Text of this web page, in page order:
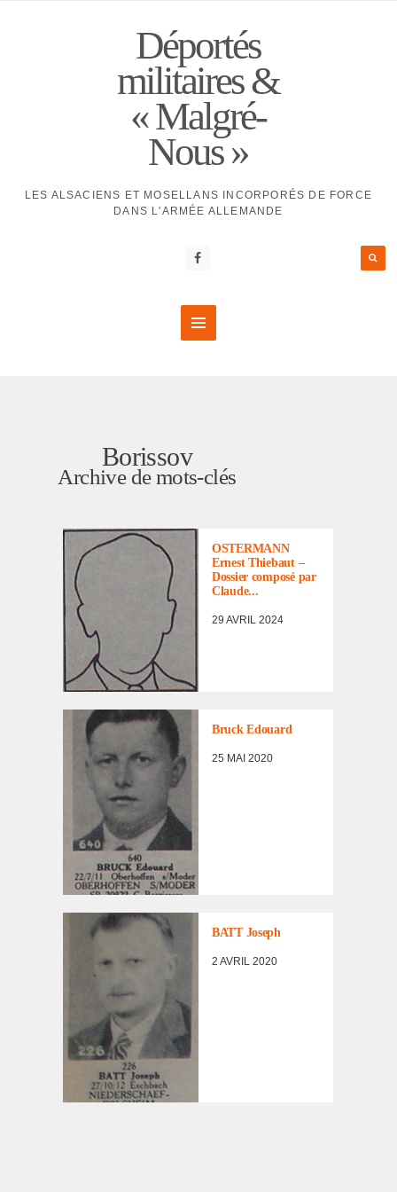
Déportés
militaires &
« Malgré-
Nous »
LES ALSACIENS ET MOSELLANS INCORPORÉS DE FORCE
DANS L'ARMÉE ALLEMANDE
Borissov
Archive de mots-clés
OSTERMANN
Ernest Thie­baut –
Dossier composé par
Claude...
29 AVRIL 2024
LISTE DES NON
RENTRÉS ,
PORTRAITS
D'INCORPORÉS
FORCE/DÉPORTÉS
MILITAIRES
Bruck Edouard
25 MAI 2020
LISTE DES NON
RENTRÉS ,
PORTRAITS
D'INCORPORÉS
FORCE/DÉPORTÉS
BATT Joseph
2 AVRIL 2020